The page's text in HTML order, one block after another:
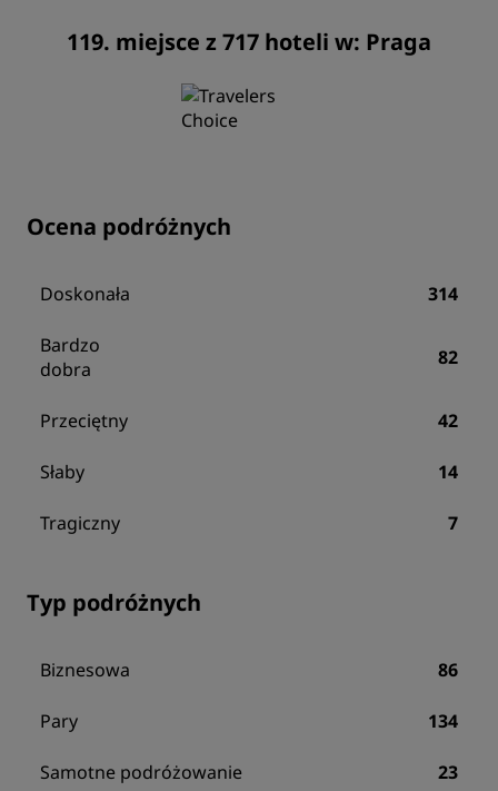
119. miejsce z 717 hoteli w: Praga
Ocena podróżnych
Doskonała 314
Bardzo
dobra
82
Przeciętny 42
Słaby 14
Tragiczny 7
Typ podróżnych
Biznesowa 86
Pary 134
Samotne podróżowanie 23